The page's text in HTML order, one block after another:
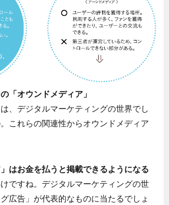
「オウンドメディア」
、デジタルマーケティングの世界でし
これらの関連性からオウンドメディア
」はお金を払うと掲載できるようになる
ですね。デジタルマーケティングの世
広告」が代表的なものに当たるでしょ